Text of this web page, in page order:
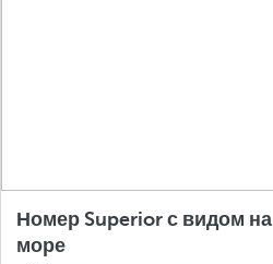
Номер Superior с видом на
море